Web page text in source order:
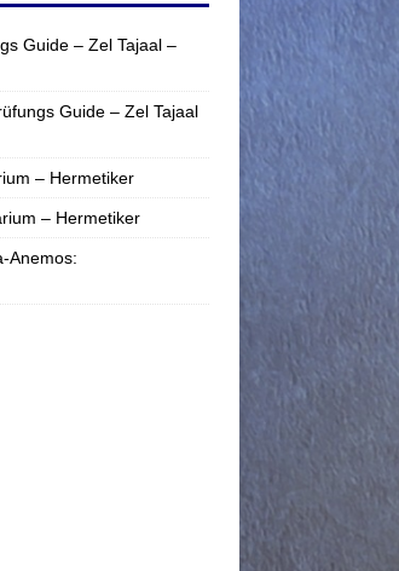
Guide – Zel Tajaal –
Guide – Zel Tajaal
– Hermetiker
– Hermetiker
Anemos: